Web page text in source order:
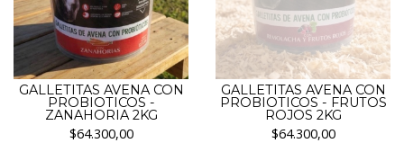
GALLETITAS AVENA CON
PROBIOTICOS -
ZANAHORIA 2KG
$64.300,00
GALLETITAS AVENA CON
PROBIOTICOS - FRUTOS
ROJOS 2KG
$64.300,00